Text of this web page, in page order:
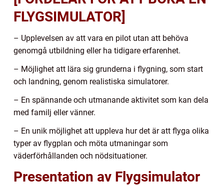
FLYGSIMULATOR]
– Upplevelsen av att vara en pilot utan att behöva
genomgå utbildning eller ha tidigare erfarenhet.
– Möjlighet att lära sig grunderna i flygning, som start
och landning, genom realistiska simulatorer.
– En spännande och utmanande aktivitet som kan dela
med familj eller vänner.
– En unik möjlighet att uppleva hur det är att flyga olika
typer av flygplan och möta utmaningar som
väderförhållanden och nödsituationer.
Presentation av Flygsimulator